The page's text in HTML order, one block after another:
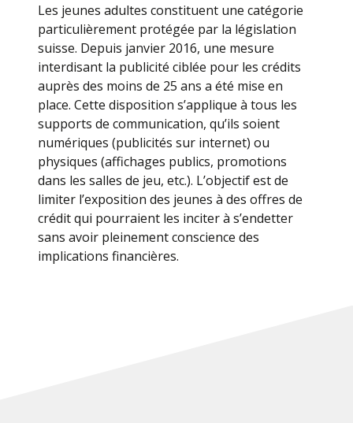
Les jeunes adultes constituent une catégorie
particulièrement protégée par la législation
suisse. Depuis janvier 2016, une mesure
interdisant la publicité ciblée pour les crédits
auprès des moins de 25 ans a été mise en
place. Cette disposition s’applique à tous les
supports de communication, qu’ils soient
numériques (publicités sur internet) ou
physiques (affichages publics, promotions
dans les salles de jeu, etc.). L’objectif est de
limiter l’exposition des jeunes à des offres de
crédit qui pourraient les inciter à s’endetter
sans avoir pleinement conscience des
implications financières.